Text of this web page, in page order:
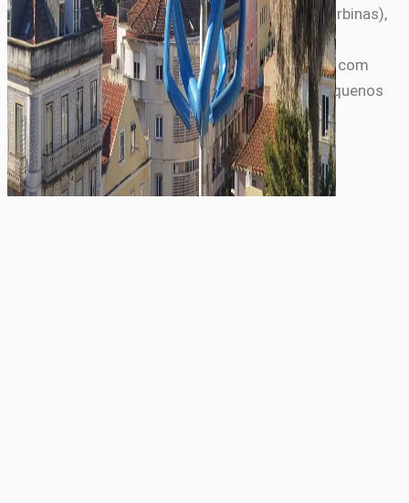
guias de custo (R$/kWh, payback de painéis e turbinas),
análises de novos modelos de equipamentos, e
cobertura de tendências de mercado — sempre com
foco em decisões práticas para residências, pequenos
negócios e profissionais do setor.
Artigos relacionados